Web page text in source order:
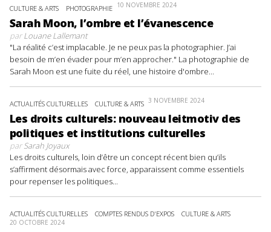
CULTURE & ARTS PHOTOGRAPHIE 10 NOVEMBRE 2024
Sarah Moon, l’ombre et l’évanescence
parLouane Lallemant
"La réalité c’est implacable. Je ne peux pas la photographier. J’ai
besoin de m’en évader pour m’en approcher." La photographie de
Sarah Moon est une fuite du réel, une histoire d'ombre...
ACTUALITÉS CULTURELLES CULTURE & ARTS 3 NOVEMBRE 2024
Les droits culturels: nouveau leitmotiv des
politiques et institutions culturelles
parSarah Joyaux
Les droits culturels, loin d’être un concept récent bien qu’ils
s’affirment désormais avec force, apparaissent comme essentiels
pour repenser les politiques...
ACTUALITÉS CULTURELLES COMPTES RENDUS D'EXPOS CULTURE & ARTS
20 OCTOBRE 2024